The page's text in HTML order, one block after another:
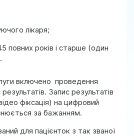
лікаря;
повних років і старше (один
включено проведення
Запис результатів
фіксація) на цифровий
за бажанням.
для пацієнток з так званої